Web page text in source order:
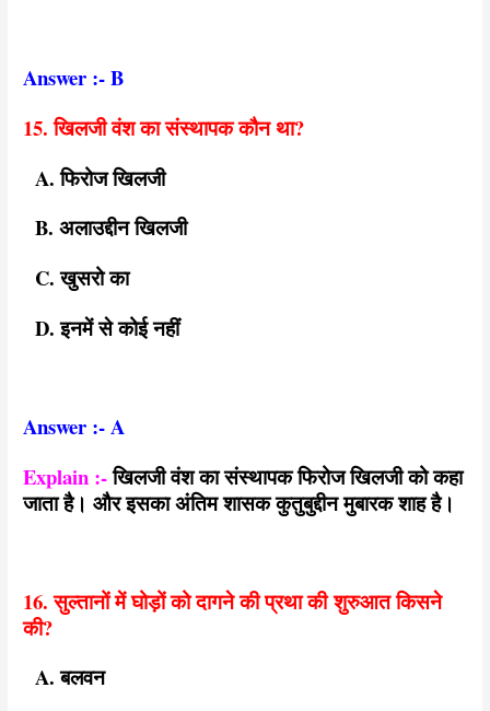
Answer :- B
15. खिलजी वंश का संस्थापक कौन था?
A. फिरोज खिलजी
B. अलाउद्दीन खिलजी
C. खुसरो का
D. इनमें से कोई नहीं
Answer :- A
Explain :-खिलजी वंश का संस्थापक फिरोज खिलजी को कहा
जाता है। और इसका अंतिम शासक कुतुबुद्दीन मुबारक शाह है।
16. सुल्तानों में घोड़ों को दागने की प्रथा कीशुरुआत किसने
की?
A. बलवन